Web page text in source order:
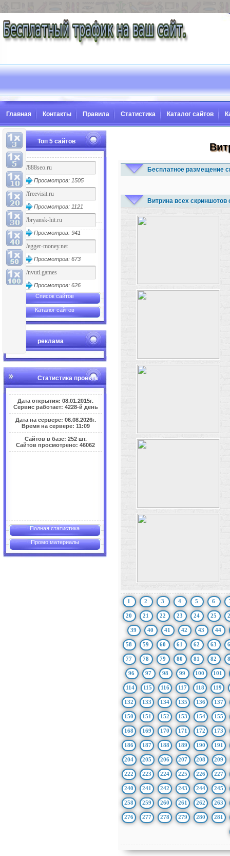
Главная Контакты Правила Статистика Каталог сайтов
Топ 5 сайтов
Просмотров: 1505
Просмотров: 1121
Просмотров: 941
Просмотров: 673
Просмотров: 626
Список сайтов
Каталог сайтов
реклама
Статистика проекта
Дата открытия: 08.01.2015г.
Сервис работает: 4228-й день
Дата на сервере: 06.08.2026г.
Время на сервере: 11:09
Сайтов в базе: 252 шт.
Сайтов просмотрено: 46062
Полная статистика
Промо материалы
Бесплатное размещение
Витрина всех скриншотов
1 2 3 4 5 6
20 21 22 23 24 25
39 40 41 42 43 44
58 59 60 61 62 63
77 78 79 80 81 82
96 97 98 99 100 101
114 115 116 117 118 119
132 133 134 135 136 137
150 151 152 153 154 155
168 169 170 171 172 173
186 187 188 189 190 191
204 205 206 207 208 209
222 223 224 225 226 227
240 241 242 243 244 245
258 259 260 261 262 263
276 277 278 279 280 281